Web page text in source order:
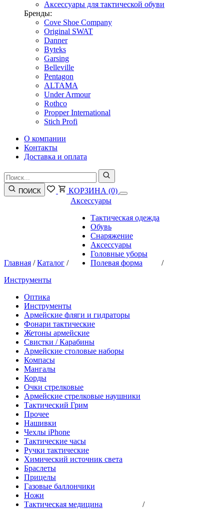
Аксессуары для тактической обуви
Бренды:
Cove Shoe Company
Original SWAT
Danner
Byteks
Garsing
Belleville
Pentagon
ALTAMA
Under Armour
Rothco
Propper International
Stich Profi
О компании
Контакты
Доставка и оплата
ПОИСК КОРЗИНА (0)
Главная /Каталог /
Аксессуары
Тактическая одежда
Обувь
Снаряжение
Аксессуары
Головные уборы
Полевая форма
/
Инструменты
Оптика
Инструменты
Армейские фляги и гидраторы
Фонари тактические
Жетоны армейские
Свистки / Карабины
Армейские столовые наборы
Компасы
Мангалы
Корды
Очки стрелковые
Армейские стрелковые наушники
Тактический Грим
Прочее
Нашивки
Чехлы iPhone
Тактические часы
Ручки тактические
Химический источник света
Браслеты
Прицелы
Газовые баллончики
Ножи
Тактическая медицина
/